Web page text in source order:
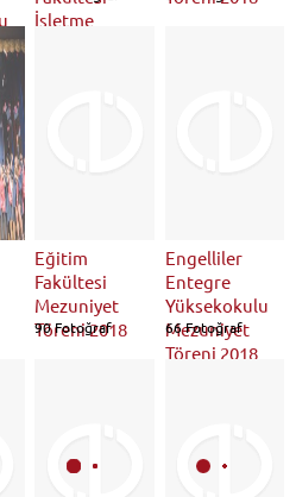
İşletme
Eğitim
Fakültesi
Mezuniyet
Töreni 2018
90 Fotoğraf
Engelliler
Entegre
Yüksekokulu
Mezuniyet
Töreni 2018
66 Fotoğraf